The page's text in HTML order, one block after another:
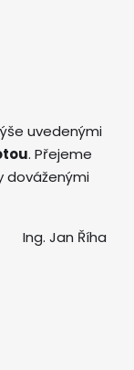
uvedenými
. Přejeme
dováženými
Ing. Jan Říha